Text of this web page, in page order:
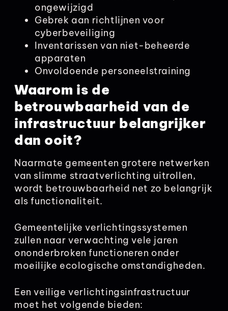
ongewijzigd
Gebrek aan richtlijnen voor
cyberbeveiliging
Inventarissen van niet-beheerde
apparaten
Onvoldoende personeelstraining
Waarom is de
betrouwbaarheid van de
infrastructuur belangrijker
dan ooit?
Naarmate gemeenten grotere netwerken
van slimme straatverlichting uitrollen,
wordt betrouwbaarheid net zo belangrijk
als functionaliteit.
Gemeentelijke verlichtingssystemen
zullen naar verwachting vele jaren
ononderbroken functioneren onder
moeilijke ecologische omstandigheden.
Een veilige verlichtingsinfrastructuur
moet het volgende bieden: